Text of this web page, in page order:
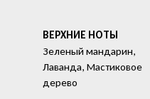
ВЕРХНИЕ НОТЫ
Зеленый мандарин,
Лаванда, Мастиковое
дерево